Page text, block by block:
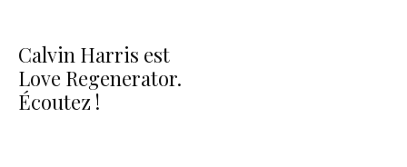
Calvin Harris est
Love Regenerator.
Écoutez !